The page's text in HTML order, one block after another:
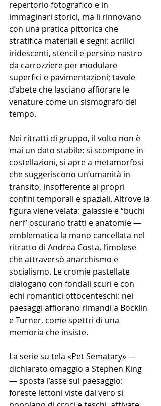
repertorio fotografico e in
immaginari storici, ma li rinnovano
con una pratica pittorica che
stratifica materiali e segni: acrilici
iridescenti, stencil e persino nastro
da carrozziere per modulare
superfici e pavimentazioni; tavole
d’abete che lasciano affiorare le
venature come un sismografo del
tempo.
Nei ritratti di gruppo, il volto non è
mai un dato stabile: si scompone in
costellazioni, si apre a metamorfosi
che suggeriscono un’umanità in
transito, insofferente ai propri
confini temporali e spaziali. Altrove la
figura viene velata: galassie e “buchi
neri” oscurano tratti e anatomie —
emblematica la mano cancellata nel
ritratto di Andrea Costa, l’imolese
che attraversò anarchismo e
socialismo. Le cromie pastellate
dialogano con fondali scuri e con
echi romantici ottocenteschi: nei
paesaggi affiorano rimandi a Böcklin
e Turner, come spettri di una
memoria che insiste.
La serie su tela «Pet Sematary» —
dichiarato omaggio a Stephen King
— sposta l’asse sul paesaggio:
foreste lettoni viste dal vero si